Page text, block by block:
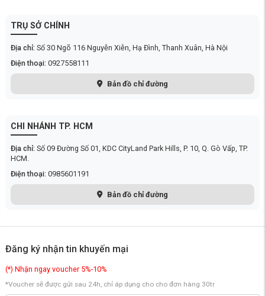
Lực hút mạnh mẽ 12.000Pa, làm sạch hiệu quả
TRỤ SỞ CHÍNH
Địa chỉ: Số 30 Ngõ 116 Nguyễn Xiễn, Hạ Đình, Thanh Xuân, Hà Nội
Điện thoại: 0927558111
Bản đồ chỉ đường
CHI NHÁNH TP. HCM
Địa chỉ: Số 09 Đường Số 01, KDC CityLand Park Hills, P. 10, Q. Gò Vấp, TP.
HCM.
Điện thoại: 0985601191
Bản đồ chỉ đường
Đăng ký nhận tin khuyến mại
(*) Nhận ngay voucher 5%-10%
*Voucher sẽ được gửi sau 24h, chỉ áp dụng cho cho đơn hàng 30tr